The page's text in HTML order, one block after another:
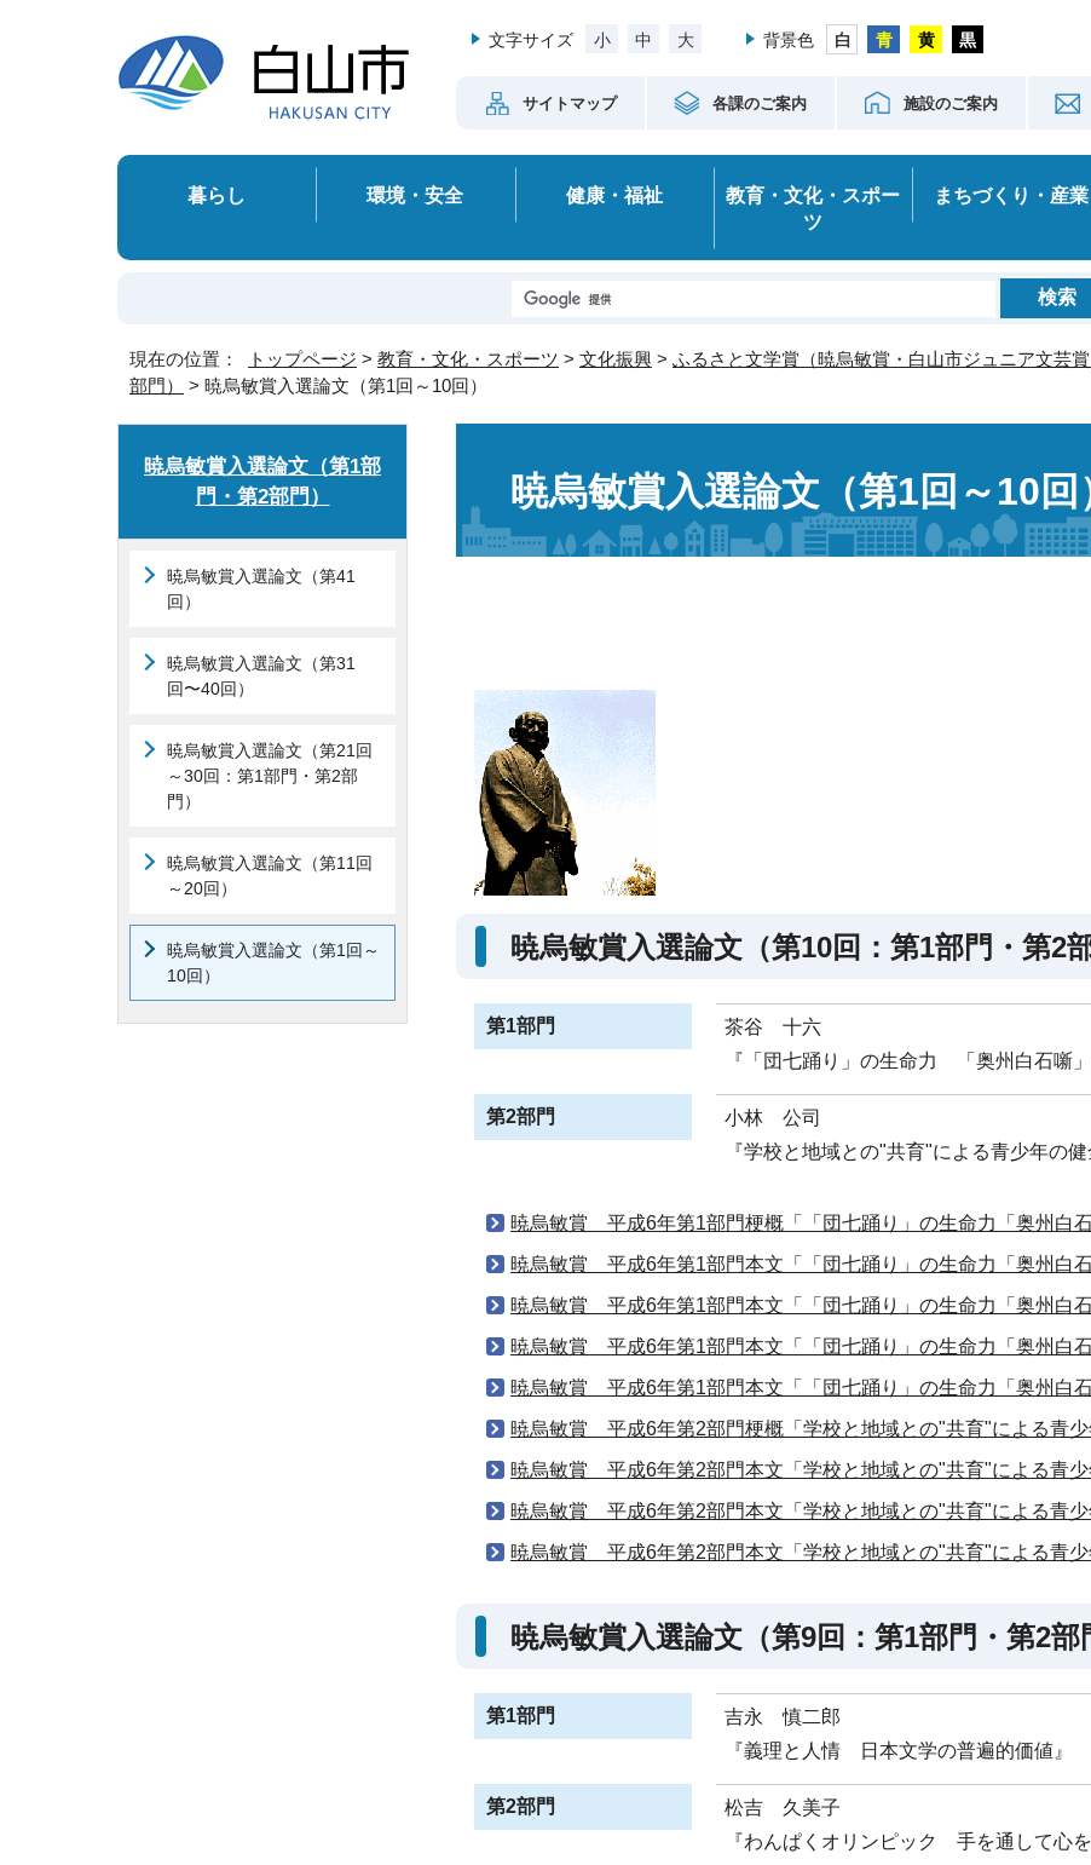
文字サイズ 小 中 大 背景色
サイトマップ 各課のご案内 施設のご案内
暮らし 環境・安全 健康・福祉
教育・文化・スポー
ツ
まちづくり・産業
現在の位置： トップページ > 教育・文化・スポーツ > 文化振興 > ふるさと文学賞（暁烏敏賞・白山市ジュニア文芸賞
部門）
> 暁烏敏賞入選論文（第1回～10回）
暁烏敏賞入選論文（第1回～10回
暁烏敏賞入選論文（第10回：第1部門・第2
第1部門
茶谷 十六
『「団七踊り」の生命力 「奥州白石噺
第2部門
小林 公司
『学校と地域との"共育"による青少年の健
暁烏敏賞 平成6年第1部門梗概「「団七踊り」の生命力「奥州白
暁烏敏賞 平成6年第1部門本文「「団七踊り」の生命力「奥州白
暁烏敏賞 平成6年第1部門本文「「団七踊り」の生命力「奥州白
暁烏敏賞 平成6年第1部門本文「「団七踊り」の生命力「奥州白
暁烏敏賞 平成6年第1部門本文「「団七踊り」の生命力「奥州白
暁烏敏賞 平成6年第2部門梗概「学校と地域との"共育"による青少
暁烏敏賞 平成6年第2部門本文「学校と地域との"共育"による青
暁烏敏賞 平成6年第2部門本文「学校と地域との"共育"による青
暁烏敏賞 平成6年第2部門本文「学校と地域との"共育"による青
暁烏敏賞入選論文（第9回：第1部門・第2部
第1部門
吉永 慎二郎
『義理と人情 日本文学の普遍的価値』
第2部門
松吉 久美子
『わんぱくオリンピック 手を通して心を
暁烏敏賞入選論文（第1部
門・第2部門）
暁烏敏賞入選論文（第41
回）
暁烏敏賞入選論文（第31
回〜40回）
暁烏敏賞入選論文（第21回
～30回：第1部門・第2部
門）
暁烏敏賞入選論文（第11回
～20回）
暁烏敏賞入選論文（第1回～
10回）